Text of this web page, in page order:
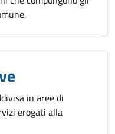
in aree di
erogati alla